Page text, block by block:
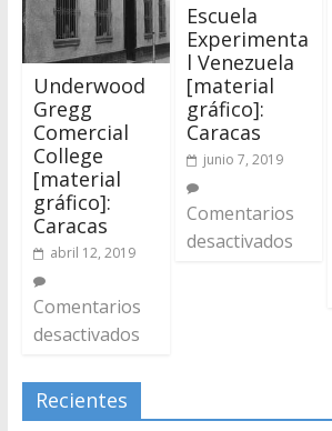
Underwood
Gregg
Comercial
College
[material
gráfico]:
Caracas
abril 12, 2019
Comentarios
desactivados
Escuela
Experimenta
l Venezuela
[material
gráfico]:
Caracas
junio 7, 2019
Comentarios
desactivados
Recientes